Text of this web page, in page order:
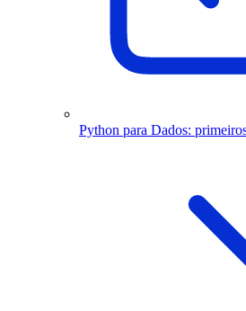
Python para Dados: